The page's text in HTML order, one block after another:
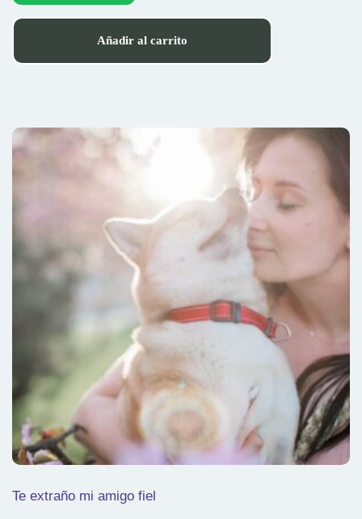
Añadir al carrito
Te extraño mi amigo fiel